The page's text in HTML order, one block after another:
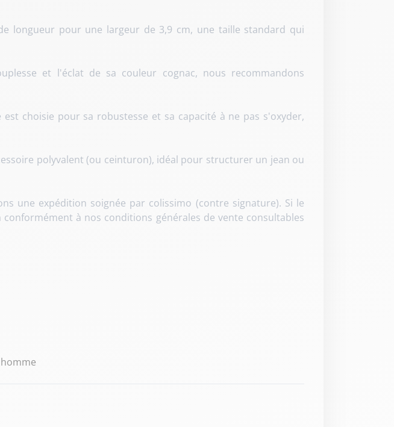
longueur pour une largeur de 3,9 cm, une taille standard qui
et l'éclat de sa couleur cognac, nous recommandons
choisie pour sa robustesse et sa capacité à ne pas s'oxyder,
polyvalent (ou ceinturon), idéal pour structurer un jean ou
une expédition soignée par colissimo (contre signature). Si le
à nos conditions générales de vente consultables